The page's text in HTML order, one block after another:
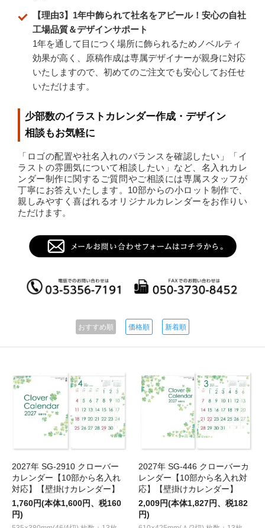
【理由3】1年中飾られて社名をアピール！安心の自社
工場品質＆デザインサポート
1年を通して目につく場所に飾られるためノベルティ
効果が高く、原稿作成は専属デザイナーが親身に対応
いたしますので、初めてのご注文でも安心してお任せ
いただけます。
少部数のイラストカレンダー作成・デザイン
相談もお気軽に
「ロゴの配置や社名入れのバランスを確認したい」「イ
ラストの雰囲気について相談したい」など、名入れカレ
ンダー制作に関するご質問やご相談には専属スタッフが
丁寧にお答えいたします。10部からの小ロット制作で、
親しみやすく喜ばれるオリジナルカレンダーをお作りい
ただけます。
おすすめ順 価格順 新着順
2027年 SG-2910 クローバー
カレンダー【10部から名入れ
対応】【壁掛けカレンダー】
1,760円(本体1,600円、税160
円)
2027年 SG-446 クローバーカ
レンダー【10部から名入れ対
応】【壁掛けカレンダー】
2,009円(本体1,827円、税182
円)